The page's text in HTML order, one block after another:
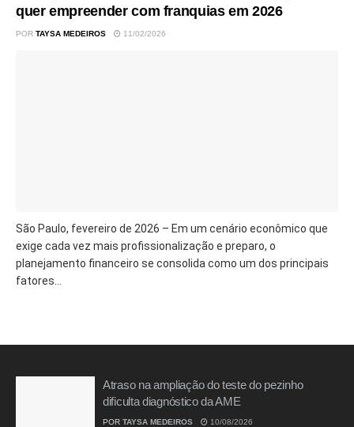
quer empreender com franquias em 2026
POR TAYSA MEDEIROS 11/02/2026
São Paulo, fevereiro de 2026 – Em um cenário econômico que
exige cada vez mais profissionalização e preparo, o
planejamento financeiro se consolida como um dos principais
fatores...
Atraso na ampliação do teste do pezinho
dificulta diagnóstico da AME
POR TAYSA MEDEIROS 10/08/2026